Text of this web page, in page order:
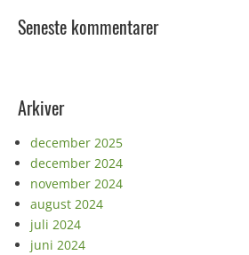
Seneste kommentarer
Arkiver
december 2025
december 2024
november 2024
august 2024
juli 2024
juni 2024